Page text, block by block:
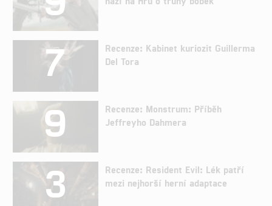
7
Recenze: Kabinet kuriozit Guillerma
Del Tora
9
Recenze: Monstrum: Příběh
Jeffreyho Dahmera
3
Recenze: Resident Evil: Lék patří
mezi nejhorší herní adaptace